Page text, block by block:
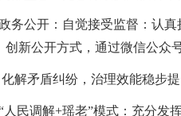
务公开：自觉接受监督：认
创新公开方式，通过微信公众
矛盾纠纷，治理效能稳步
人民调解+瑶老”模式：充分发